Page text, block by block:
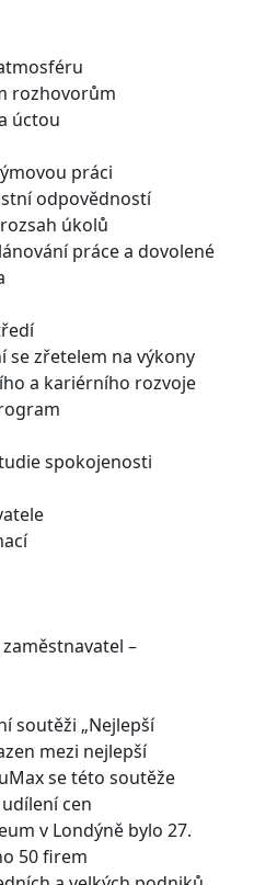
rozhovorům
úctou
práci
odpovědností
úkolů
práce a dovolené
se zřetelem na výkony
a kariérního rozvoje
spokojenosti
–
soutěži „Nejlepší
mezi nejlepší
se této soutěže
cen
v Londýně bylo 27.
50 firem